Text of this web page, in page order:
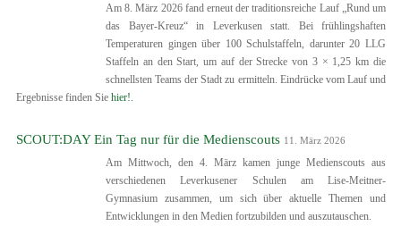
Am 8. März 2026 fand erneut der traditionsreiche Lauf „Rund um
das Bayer-Kreuz“ in Leverkusen statt. Bei frühlingshaften
Temperaturen gingen über 100 Schulstaffeln, darunter 20 LLG
Staffeln an den Start, um auf der Strecke von 3 × 1,25 km die
schnellsten Teams der Stadt zu ermitteln. Eindrücke vom Lauf und
Ergebnisse finden Sie hier!.
SCOUT:DAY Ein Tag nur für die Medienscouts 11. März 2026
Am Mittwoch, den 4. März kamen junge Medienscouts aus
verschiedenen Leverkusener Schulen am Lise-Meitner-
Gymnasium zusammen, um sich über aktuelle Themen und
Entwicklungen in den Medien fortzubilden und auszutauschen.